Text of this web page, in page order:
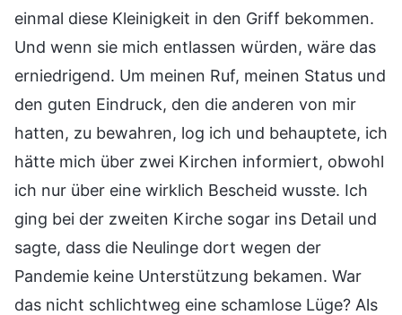
einmal diese Kleinigkeit in den Griff bekommen.
Und wenn sie mich entlassen würden, wäre das
erniedrigend. Um meinen Ruf, meinen Status und
den guten Eindruck, den die anderen von mir
hatten, zu bewahren, log ich und behauptete, ich
hätte mich über zwei Kirchen informiert, obwohl
ich nur über eine wirklich Bescheid wusste. Ich
ging bei der zweiten Kirche sogar ins Detail und
sagte, dass die Neulinge dort wegen der
Pandemie keine Unterstützung bekamen. War
das nicht schlichtweg eine schamlose Lüge? Als